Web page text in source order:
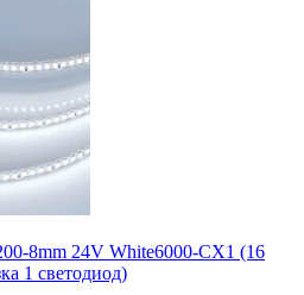
8mm 24V White6000-CX1 (16
1 светодиод)